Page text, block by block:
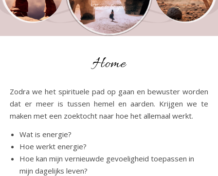
Time to be you
Home
Zodra we het spirituele pad op gaan en bewuster worden
dat er meer is tussen hemel en aarden. Krijgen we te
maken met een zoektocht naar hoe het allemaal werkt.
Wat is energie?
Hoe werkt energie?
Hoe kan mijn vernieuwde gevoeligheid toepassen in
mijn dagelijks leven?